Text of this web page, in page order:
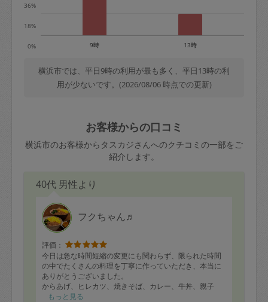
0%
18%
36%
9時 13時
横浜市では、平日9時の利用が最も多く、平日13時の利
用が少ないです。(2026/08/06 時点での更新)
お客様からの口コミ
横浜市のお客様からタスカジさんへのクチコミの一部をご
紹介します。
40代 男性より
フクちゃん♬
評価：
今日は急な時間短縮の変更にも関わらず、限られた時間
の中でたくさんの料理を丁寧に作っていただき、本当に
ありがとうございました。
からあげ、ヒレカツ、焼きそば、カレー、牛丼、親子
丼、おにぎりなど、どれも本当に美味しくて、思わず食
もっと見る